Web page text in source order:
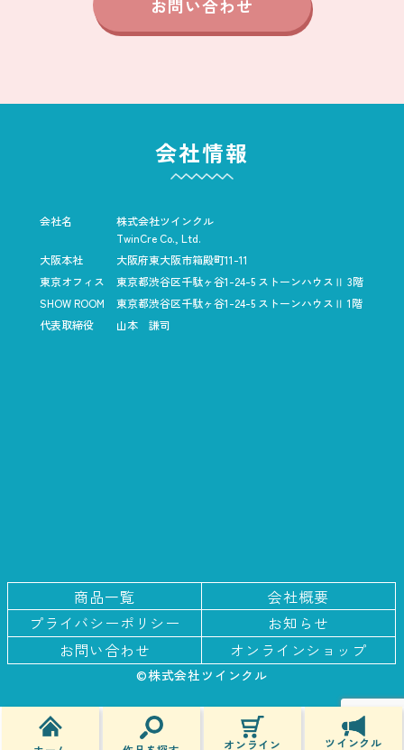
お問い合わせ
オンライン ツインクル
会社情報
会社名
株式会社ツインクル
TwinCre Co., Ltd.
大阪本社
大阪府東大阪市箱殿町11-11
東京オフィス
東京都渋谷区千駄ヶ谷1-24-5 ストーンハウスⅡ 3階
SHOW ROOM
東京都渋谷区千駄ヶ谷1-24-5 ストーンハウスⅡ 1階
代表取締役
山本 謙司
商品一覧
会社概要
プライバシーポリシー
お知らせ
お問い合わせ
オンラインショップ
©株式会社ツインクル